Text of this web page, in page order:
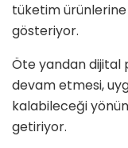
tüketim
gösteriyor.
Öte yandan
devam etmesi,
kalabileceği
getiriyor.